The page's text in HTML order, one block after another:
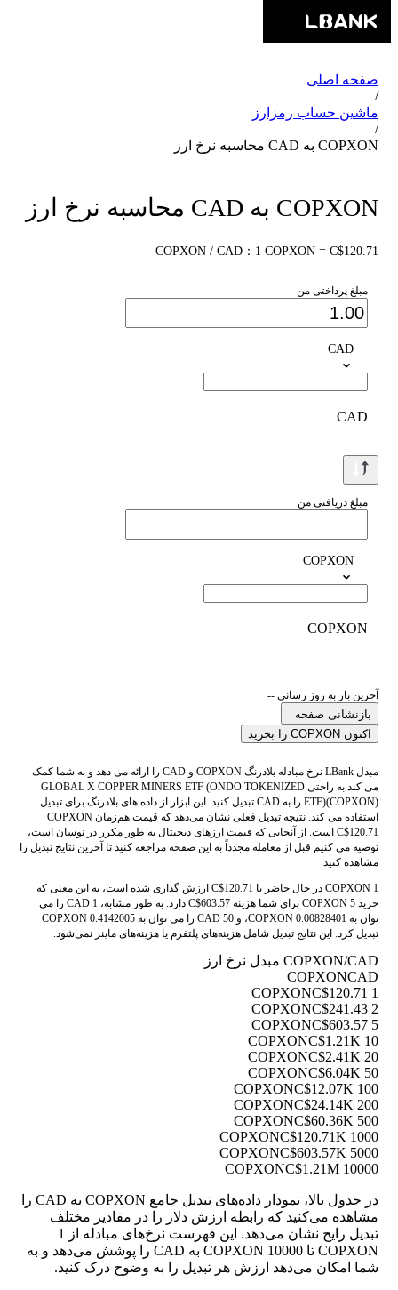
صفحه اصلی
/
ماشین حساب رمزارز
/
COPXON به CAD محاسبه نرخ ارز
COPXON به CAD محاسبه نرخ ارز
COPXON / CAD：1 COPXON = C$120.71
مبلغ پرداختی من
CAD
CAD
مبلغ دریافتی من
COPXON
COPXON
آخرین بار به روز رسانی --
بازنشانی صفحه
اکنون COPXON را بخرید
مبدل LBank نرخ مبادله بلادرنگ COPXON و CAD را ارائه می دهد و به شما کمک
می کند به راحتی GLOBAL X COPPER MINERS ETF (ONDO TOKENIZED
ETF)(COPXON) را به CAD تبدیل کنید. این ابزار از داده های بلادرنگ برای تبدیل
استفاده می کند. نتیجه تبدیل فعلی نشان می‌دهد که قیمت هم‌زمان COPXON
C$120.71 است. از آنجایی که قیمت ارزهای دیجیتال به طور مکرر در نوسان است،
توصیه می کنیم قبل از معامله مجدداً به این صفحه مراجعه کنید تا آخرین نتایج تبدیل را
مشاهده کنید.
1 COPXON در حال حاضر با C$120.71 ارزش گذاری شده است، به این معنی که
خرید 5 COPXON برای شما هزینه C$603.57 دارد. به طور مشابه، 1 CAD را می
توان به 0.00828401 COPXON، و 50 CAD را می توان به 0.4142005 COPXON
تبدیل کرد. این نتایج تبدیل شامل هزینه‌های پلتفرم یا هزینه‌های ماینر نمی‌شود.
COPXON/CAD مبدل نرخ ارز
COPXONCAD
1 COPXON
C$120.71
2 COPXON
C$241.43
5 COPXON
C$603.57
10 COPXON
C$1.21K
20 COPXON
C$2.41K
50 COPXON
C$6.04K
100 COPXON
C$12.07K
200 COPXON
C$24.14K
500 COPXON
C$60.36K
1000 COPXON
C$120.71K
5000 COPXON
C$603.57K
10000 COPXON
C$1.21M
در جدول بالا، نمودار داده‌های تبدیل جامع COPXON به CAD را
مشاهده می‌کنید که رابطه ارزش دلار را در مقادیر مختلف
تبدیل رایج نشان می‌دهد. این فهرست نرخ‌های مبادله از 1
COPXON تا 10000 COPXON به CAD را پوشش می‌دهد و به
شما امکان می‌دهد ارزش هر تبدیل را به وضوح درک کنید.